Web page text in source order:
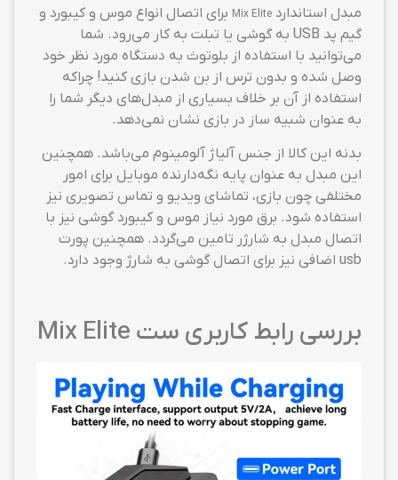
مبدل استاندارد Mix Elite برای اتصال انواع موس و کیبورد و
گیم پد USB به گوشی یا تبلت به کار می‌رود. شما
می‌توانید با استفاده از بلوتوث به دستگاه مورد نظر خود
وصل شده و بدون ترس از بن شدن بازی کنید! چراکه
استفاده از آن بر خلاف بسیاری از مبدل‌های دیگر شما را
به عنوان شبیه ساز در بازی نشان نمی‌دهد.
بدنه این کالا از جنس آلیاژ آلومینوم می‌باشد. همچنین
این مبدل به عنوان پایه نگه‌دارنده موبایل برای امور
مختلفی چون بازی، تماشای ویدیو و تماس تصویری نیز
استفاده شود. برق مورد نیاز موس و کیبورد گوشی نیز با
اتصال مبدل به شارژر تامین می‌گردد. همچنین پورت
usb اضافی نیز برای اتصال گوشی به شارژ وجود دارد.
بررسی رابط کاربری ست Mix Elite